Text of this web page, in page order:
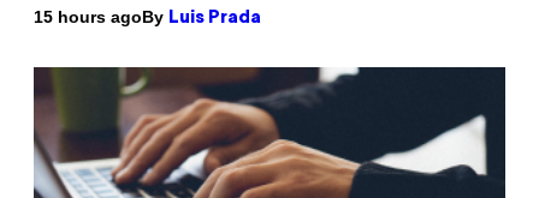
15 hours agoBy Luis Prada